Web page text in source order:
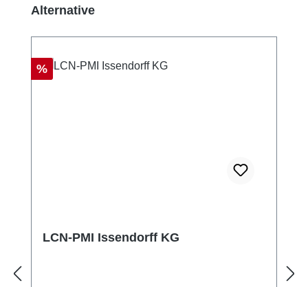
Salta la galleria dei prodotti
Alternative
Sconto
%
LCN-PMI Issendorff KG